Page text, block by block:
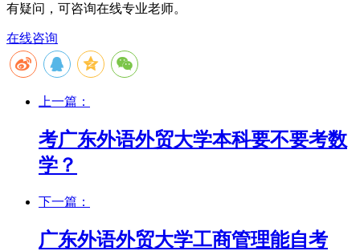
有疑问，可咨询在线专业老师。
在线咨询
上一篇：
考广东外语外贸大学本科要不要考数
学？
下一篇：
广东外语外贸大学工商管理能自考